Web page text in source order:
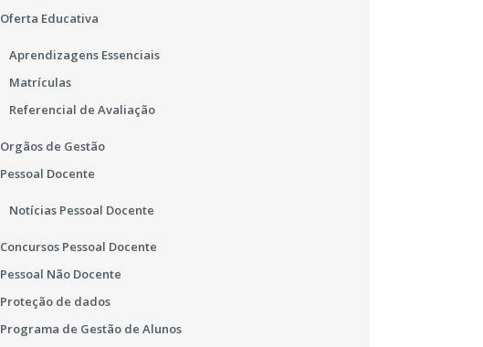
Oferta Educativa
Aprendizagens Essenciais
Matrículas
Referencial de Avaliação
Orgãos de Gestão
Pessoal Docente
Notícias Pessoal Docente
Concursos Pessoal Docente
Pessoal Não Docente
Proteção de dados
Programa de Gestão de Alunos